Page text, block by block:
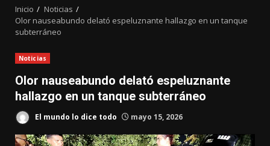
Inicio
Noticias
Olor nauseabundo delató espeluznante hallazgo en un tanque
subterráneo
Noticias
Olor nauseabundo delató espeluznante
hallazgo en un tanque subterráneo
El mundo lo dice todo mayo 15, 2026